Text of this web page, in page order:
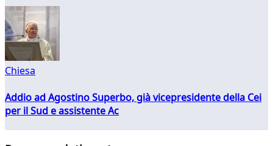
Chiesa
Addio ad Agostino Superbo, già vicepresidente della Cei
per il Sud e assistente Ac